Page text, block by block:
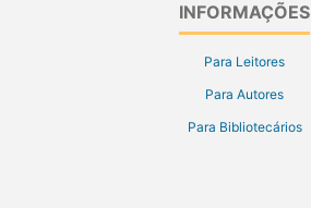
INFORMAÇÕES
Para Leitores
Para Autores
Para Bibliotecários